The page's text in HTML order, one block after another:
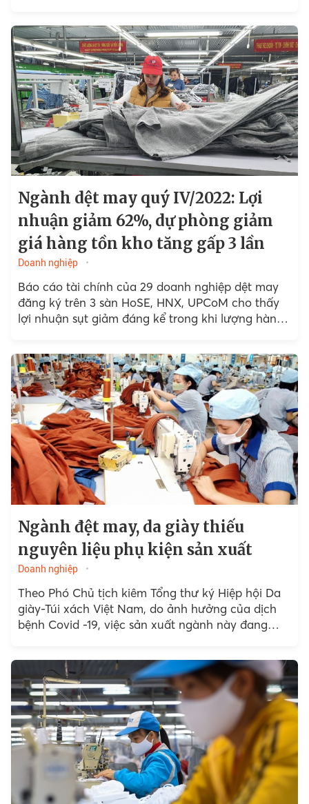
Ngành dệt may quý IV/2022: Lợi
nhuận giảm 62%, dự phòng giảm
giá hàng tồn kho tăng gấp 3 lần
Doanh nghiệp
Báo cáo tài chính của 29 doanh nghiệp dệt may
đăng ký trên 3 sàn HoSE, HNX, UPCoM cho thấy
lợi nhuận sụt giảm đáng kể trong khi lượng hàng
Ngành đệt may, da giày thiếu
nguyên liệu phụ kiện sản xuất
Doanh nghiệp
Theo Phó Chủ tịch kiêm Tổng thư ký Hiệp hội Da
giày-Túi xách Việt Nam, do ảnh hưởng của dịch
bệnh Covid -19, việc sản xuất ngành này đang